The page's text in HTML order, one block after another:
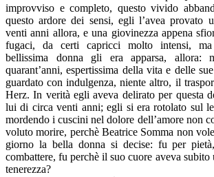
improvviso e completo, questo vivido
questo ardore dei sensi, egli l’avea provato
venti anni allora, e una giovinezza appena
fugaci, da certi capricci molto intensi,
bellissima donna gli era apparsa, allora:
quarant’anni, espertissima della vita e delle
guardato con indulgenza, niente altro, il
Herz. In verità egli aveva delirato per questa
lui di circa venti anni; egli si era rotolato sul
mordendo i cuscini nel dolore dell’amore non
voluto morire, perchè Beatrice Somma non
giorno la bella donna si decise: fu per
combattere, fu perchè il suo cuore aveva subito
tenerezza?